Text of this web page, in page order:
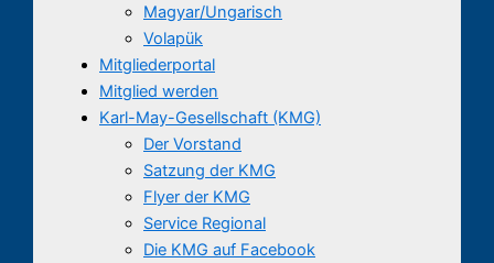
Magyar/Ungarisch
Volapük
Mitgliederportal
Mitglied werden
Karl-May-Gesellschaft (KMG)
Der Vorstand
Satzung der KMG
Flyer der KMG
Service Regional
Die KMG auf Facebook